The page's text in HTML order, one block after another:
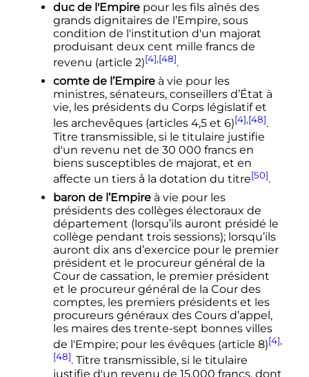
duc de l'Empirepour les fils aînés des
grands dignitaires de l’Empire, sous
condition de l'institution d'un majorat
produisant deux cent mille francs de
revenu (article 2)[4],[48].
comte de l’Empireà vie pour les
ministres, sénateurs, conseillers d’État à
vie, les présidents du Corps législatif et
les archevêques (articles 4,5 et 6)[4],[48].
Titre transmissible, si le titulaire justifie
d'un revenu net de 30 000 francs en
biens susceptibles de majorat, et en
affecte un tiers å la dotation du titre[50].
baron de l’Empireà vie pour les
présidents des collèges électoraux de
département (lorsqu’ils auront présidé le
collège pendant trois sessions); lorsqu’ils
auront dix ans d’exercice pour le premier
président et le procureur général de la
Cour de cassation, le premier président
et le procureur général de la Cour des
comptes, les premiers présidents et les
procureurs généraux des Cours d’appel,
les maires des trente-sept bonnes villes
de l'Empire; pour les évêques (article 8)[4],
[48]. Titre transmissible, si le titulaire
justifie d'un revenu de 15,000 francs, dont